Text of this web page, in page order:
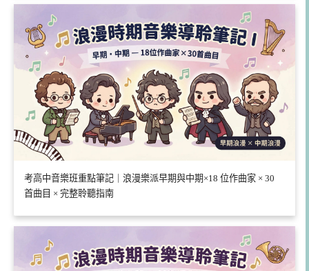
考高中音樂班重點筆記｜浪漫樂派早期與中期×18 位作曲家 × 30
首曲目 × 完整聆聽指南